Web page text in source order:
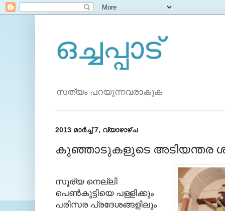
ഒച്ചപ്പാട്
സത്യം പറയുന്നവരാകുക
2013 മാർച്ച് 7, വ്യാഴാഴ്‌ച
കുഞ്ഞാടുകളുടെ അടിയന്തര
സൂര്യ നെല്ലി
പെണ്‍കുട്ടിയെ പള്ളിക്കും
പരിസര പ്രദേശങ്ങളിലും